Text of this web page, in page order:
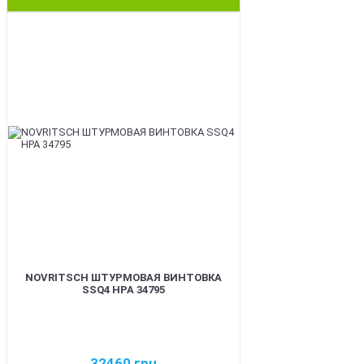
NOVRITSCH ШТУРМОВАЯ ВИНТОВКА
SSQ4 HPA 34795